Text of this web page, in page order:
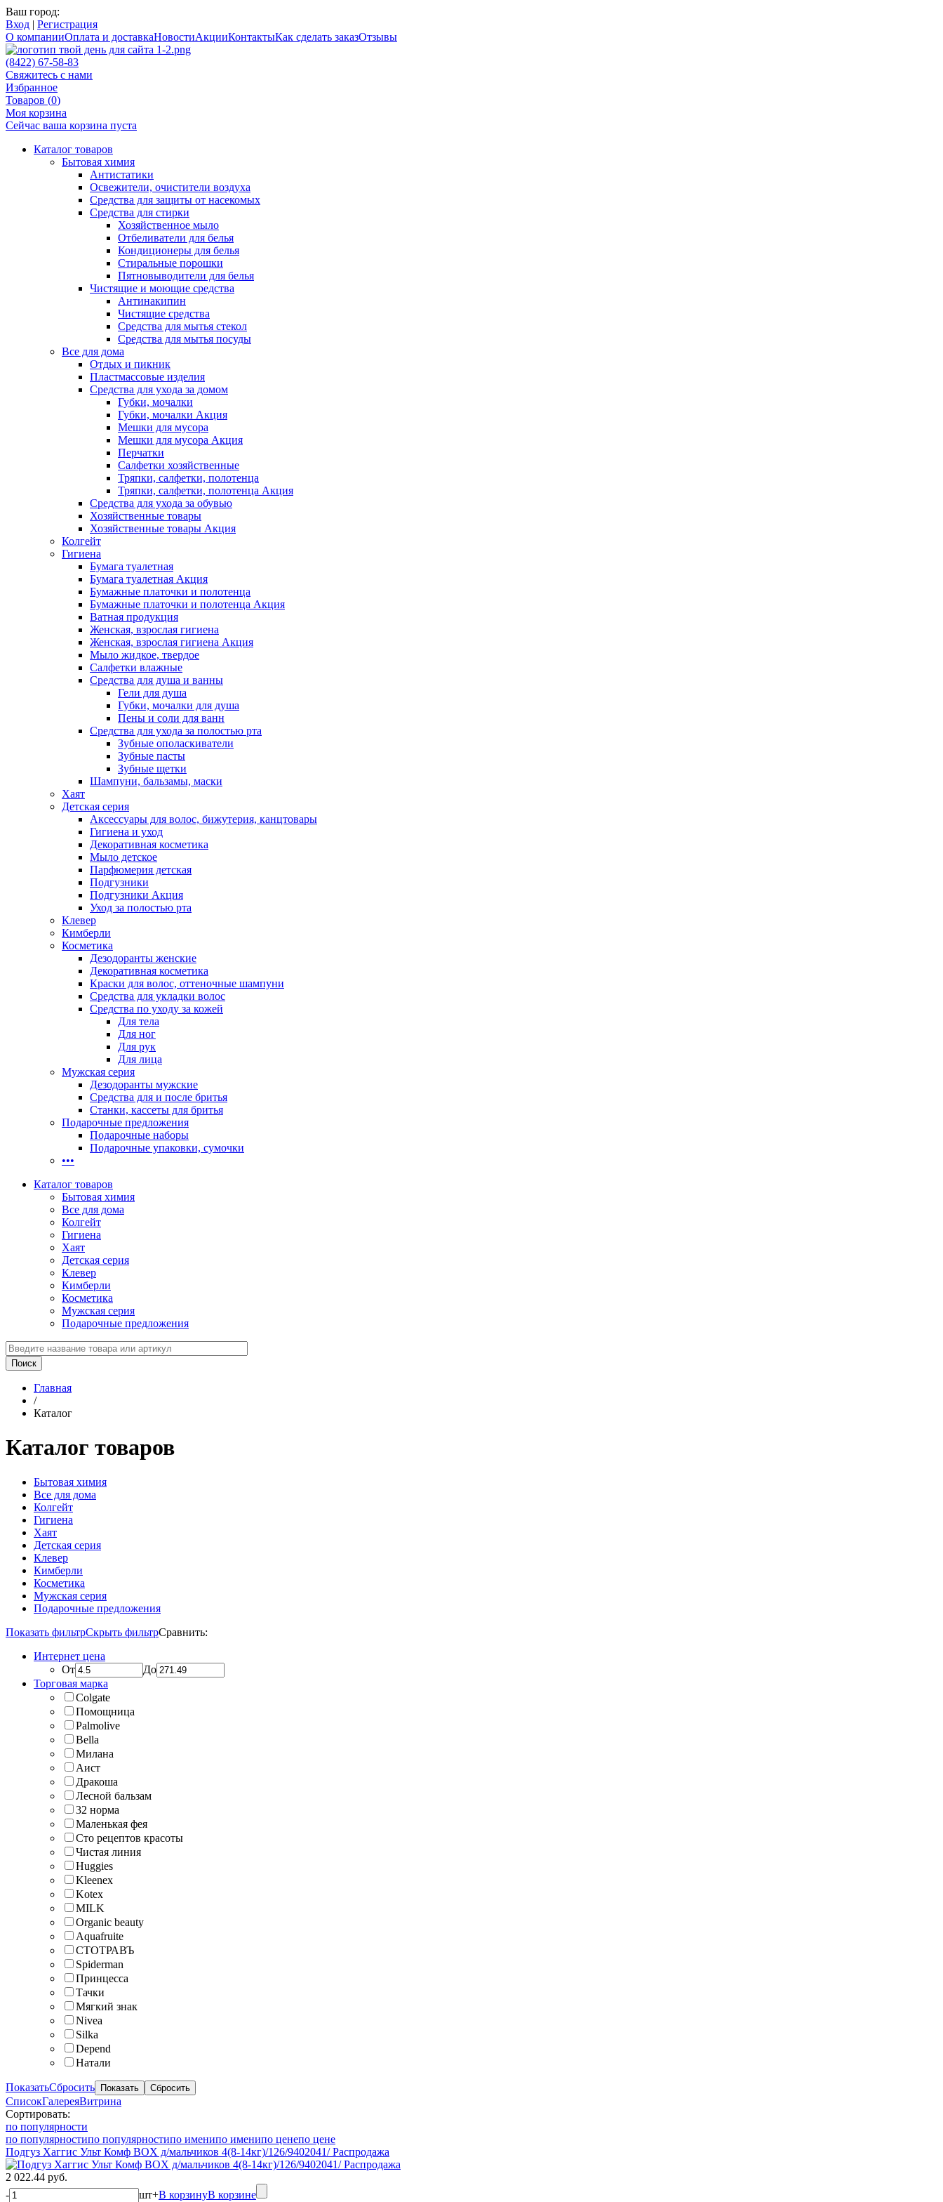
Ваш город:
Вход | Регистрация
О компанииОплата и доставкаНовостиАкцииКонтактыКак сделать заказОтзывы
(8422) 67-58-83
Свяжитесь с нами
Избранное
Товаров (0)
Моя корзина
Сейчас ваша корзина пуста
Каталог товаров
Бытовая химия
Антистатики
Освежители, очистители воздуха
Средства для защиты от насекомых
Средства для стирки
Хозяйственное мыло
Отбеливатели для белья
Кондиционеры для белья
Стиральные порошки
Пятновыводители для белья
Чистящие и моющие средства
Антинакипин
Чистящие средства
Средства для мытья стекол
Средства для мытья посуды
Все для дома
Отдых и пикник
Пластмассовые изделия
Средства для ухода за домом
Губки, мочалки
Губки, мочалки Акция
Мешки для мусора
Мешки для мусора Акция
Перчатки
Салфетки хозяйственные
Тряпки, салфетки, полотенца
Тряпки, салфетки, полотенца Акция
Средства для ухода за обувью
Хозяйственные товары
Хозяйственные товары Акция
Колгейт
Гигиена
Бумага туалетная
Бумага туалетная Акция
Бумажные платочки и полотенца
Бумажные платочки и полотенца Акция
Ватная продукция
Женская, взрослая гигиена
Женская, взрослая гигиена Акция
Мыло жидкое, твердое
Салфетки влажные
Средства для душа и ванны
Гели для душа
Губки, мочалки для душа
Пены и соли для ванн
Средства для ухода за полостью рта
Зубные ополаскиватели
Зубные пасты
Зубные щетки
Шампуни, бальзамы, маски
Хаят
Детская серия
Аксессуары для волос, бижутерия, канцтовары
Гигиена и уход
Декоративная косметика
Мыло детское
Парфюмерия детская
Подгузники
Подгузники Акция
Уход за полостью рта
Клевер
Кимберли
Косметика
Дезодоранты женские
Декоративная косметика
Краски для волос, оттеночные шампуни
Средства для укладки волос
Средства по уходу за кожей
Для тела
Для ног
Для рук
Для лица
Мужская серия
Дезодоранты мужские
Средства для и после бритья
Станки, кассеты для бритья
Подарочные предложения
Подарочные наборы
Подарочные упаковки, сумочки
•••
Каталог товаров
Бытовая химия
Все для дома
Колгейт
Гигиена
Хаят
Детская серия
Клевер
Кимберли
Косметика
Мужская серия
Подарочные предложения
Главная
/
Каталог
Каталог товаров
Бытовая химия
Все для дома
Колгейт
Гигиена
Хаят
Детская серия
Клевер
Кимберли
Косметика
Мужская серия
Подарочные предложения
Показать фильтрСкрыть фильтрСравнить:
Интернет цена
От
До
Торговая марка
Colgate
Помощница
Palmolive
Bella
Милана
Аист
Дракоша
Лесной бальзам
32 норма
Маленькая фея
Сто рецептов красоты
Чистая линия
Huggies
Kleenex
Kotex
MILK
Organic beauty
Aquafruite
СТОТРАВЪ
Spiderman
Принцесса
Тачки
Мягкий знак
Nivea
Silka
Depend
Натали
ПоказатьСбросить
СписокГалереяВитрина
Сортировать:
по популярности
по популярностипо популярностипо именипо именипо ценепо цене
Подгуз Хаггис Ульт Комф BOX д/мальчиков 4(8-14кг)/126/9402041/ Распродажа
2 022.44 руб.
-
шт+В корзинуВ корзине